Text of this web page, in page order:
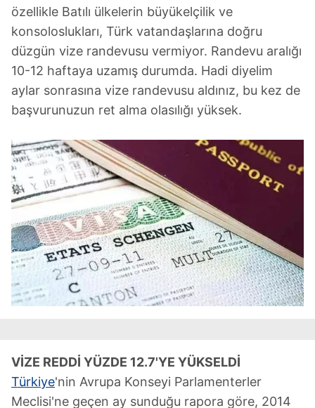
özellikle Batılı ülkelerin büyükelçilik ve
konsoloslukları, Türk vatandaşlarına doğru
düzgün vize randevusu vermiyor. Randevu aralığı
10-12 haftaya uzamış durumda. Hadi diyelim
aylar sonrasına vize randevusu aldınız, bu kez de
başvurunuzun ret alma olasılığı yüksek.
VİZE REDDİ YÜZDE 12.7'YE YÜKSELDİ
Türkiye'nin Avrupa Konseyi Parlamenterler
Meclisi'ne geçen ay sunduğu rapora göre, 2014